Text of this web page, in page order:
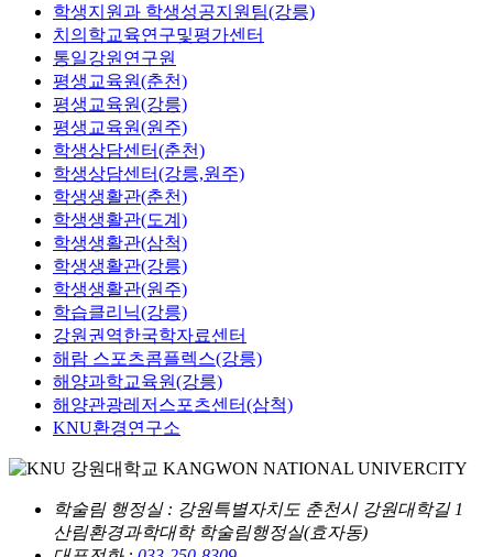
학생지원과 학생성공지원팀(강릉)
치의학교육연구및평가센터
통일강원연구원
평생교육원(춘천)
평생교육원(강릉)
평생교육원(원주)
학생상담센터(춘천)
학생상담센터(강릉,원주)
학생생활관(춘천)
학생생활관(도계)
학생생활관(삼척)
학생생활관(강릉)
학생생활관(원주)
학습클리닉(강릉)
강원권역한국학자료센터
해람 스포츠콤플렉스(강릉)
해양과학교육원(강릉)
해양관광레저스포츠센터(삼척)
KNU환경연구소
학술림 행정실: 강원특별자치도 춘천시 강원대학길 1
산림환경과학대학 학술림행정실(효자동)